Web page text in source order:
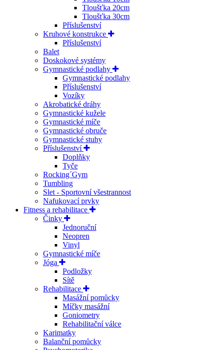
Tloušťka 20cm
Tloušťka 30cm
Příslušenství
Kruhové konstrukce
Příslušenství
Balet
Doskokové systémy
Gymnastické podlahy
Gymnastické podlahy
Příslušenství
Vozíky
Akrobatické dráhy
Gymnastické kužele
Gymnastické míče
Gymnastické obruče
Gymnastické stuhy
Příslušenství
Doplňky
Tyče
Rocking´Gym
Tumbling
Slet - Sportovní všestrannost
Nafukovací prvky
Fitness a rehabilitace
Činky
Jednoruční
Neopren
Vinyl
Gymnastické míče
Jóga
Podložky
Sítě
Rehabilitace
Masážní pomůcky
Míčky masážní
Goniometry
Rehabilitační válce
Karimatky
Balanční pomůcky